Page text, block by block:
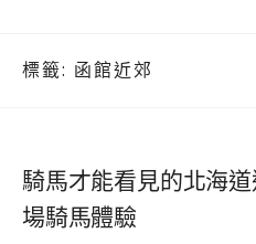
標籤: 函館近郊
騎馬才能看見的北海
場騎馬體驗